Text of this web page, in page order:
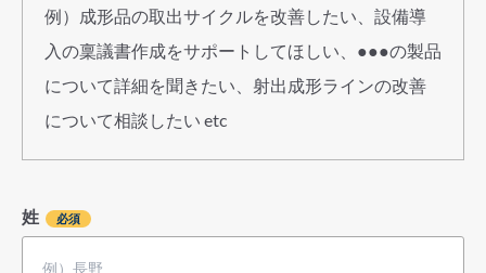
例）成形品の取出サイクルを改善したい、設備導
入の稟議書作成をサポートしてほしい、●●●の製品
について詳細を聞きたい、射出成形ラインの改善
について相談したい etc
姓